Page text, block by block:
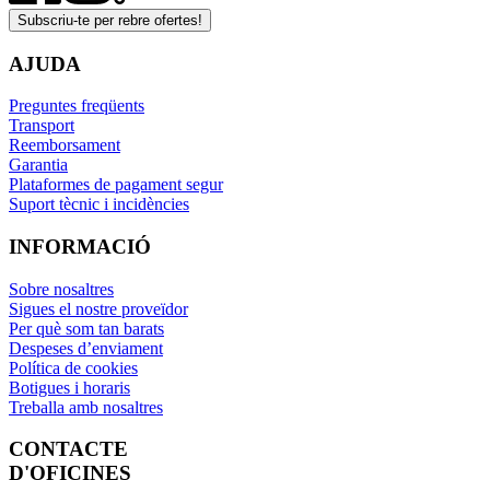
Subscriu-te per rebre ofertes!
AJUDA
Preguntes freqüents
Transport
Reemborsament
Garantia
Plataformes de pagament segur
Suport tècnic i incidències
INFORMACIÓ
Sobre nosaltres
Sigues el nostre proveïdor
Per què som tan barats
Despeses d’enviament
Política de cookies
Botigues i horaris
Treballa amb nosaltres
CONTACTE
D'OFICINES